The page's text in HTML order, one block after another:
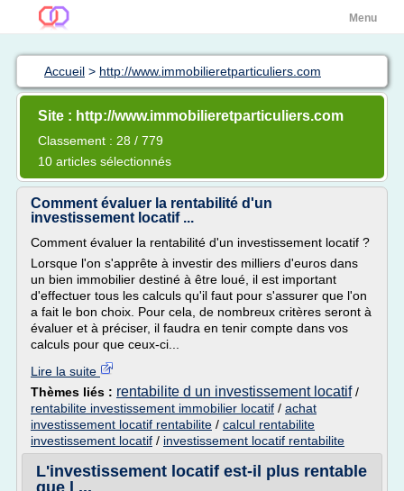
Menu
Accueil > http://www.immobilieretparticuliers.com
Site : http://www.immobilieretparticuliers.com
Classement : 28 / 779
10 articles sélectionnés
Comment évaluer la rentabilité d'un
investissement locatif ...
Comment évaluer la rentabilité d'un investissement locatif ?
Lorsque l'on s'apprête à investir des milliers d'euros dans
un bien immobilier destiné à être loué, il est important
d'effectuer tous les calculs qu'il faut pour s'assurer que l'on
a fait le bon choix. Pour cela, de nombreux critères seront à
évaluer et à préciser, il faudra en tenir compte dans vos
calculs pour que ceux-ci...
Lire la suite
Thèmes liés : rentabilite d un investissement locatif/
rentabilite investissement immobilier locatif / achat
investissement locatif rentabilite / calcul rentabilite
investissement locatif / investissement locatif rentabilite
L'investissement locatif est-il plus rentable
que l ...